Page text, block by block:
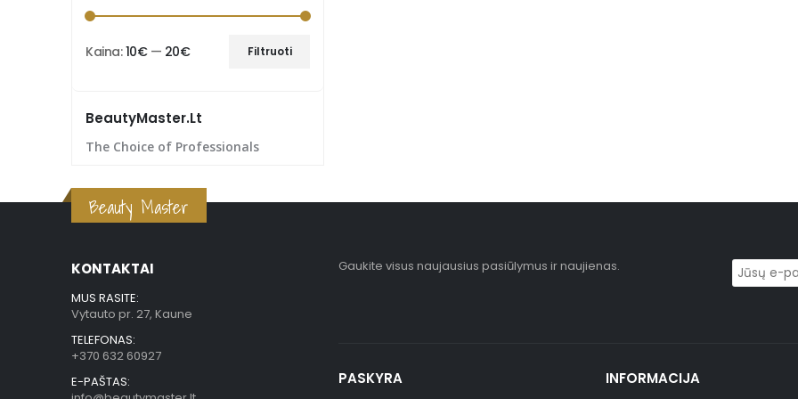
Filtruoti
Kaina:10€— 20€
BeautyMaster.lt
The Choice of Professionals
Beauty Master
KONTAKTAI
MUS RASITE:
Vytauto pr. 27, Kaune
TELEFONAS:
+370 632 60927
E-PAŠTAS:
Gaukite visus naujausius pasiūlymus ir naujienas.
PASKYRA INFORMACIJA